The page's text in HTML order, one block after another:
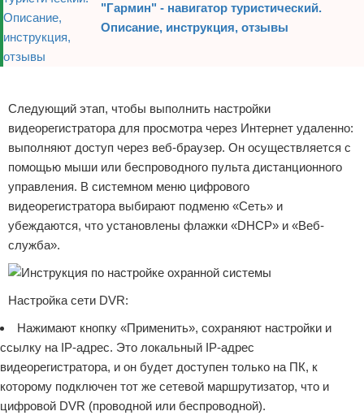
"Гармин" - навигатор туристический.
Описание, инструкция, отзывы
Следующий этап, чтобы выполнить настройки
видеорегистратора для просмотра через Интернет удаленно:
выполняют доступ через веб-браузер. Он осуществляется с
помощью мыши или беспроводного пульта дистанционного
управления. В системном меню цифрового
видеорегистратора выбирают подменю «Сеть» и
убеждаются, что установлены флажки «DHCP» и «Веб-
служба».
Настройка сети DVR:
Нажимают кнопку «Применить», сохраняют настройки и
ссылку на IP-адрес. Это локальный IP-адрес
видеорегистратора, и он будет доступен только на ПК, к
которому подключен тот же сетевой маршрутизатор, что и
цифровой DVR (проводной или беспроводной).